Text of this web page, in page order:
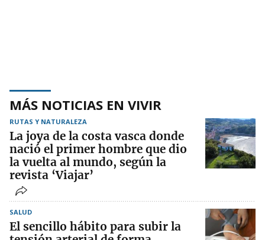
MÁS NOTICIAS EN VIVIR
RUTAS Y NATURALEZA
La joya de la costa vasca donde
nació el primer hombre que dio
la vuelta al mundo, según la
revista ‘Viajar’
SALUD
El sencillo hábito para subir la